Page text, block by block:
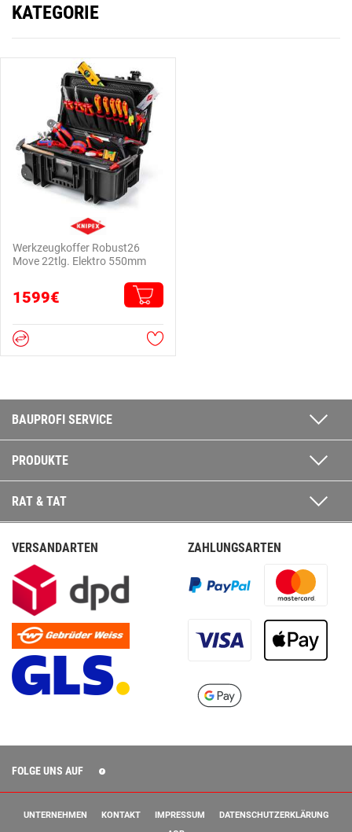
KATEGORIE
Werkzeugkoffer Robust26
Move 22tlg. Elektro 550mm
1599€
BAUPROFI SERVICE
PRODUKTE
RAT & TAT
VERSANDARTEN ZAHLUNGSARTEN
FOLGE UNS AUF
UNTERNEHMEN KONTAKT IMPRESSUM
DATENSCHUTZERKLÄRUNG